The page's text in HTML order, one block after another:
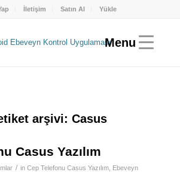
İletişim Satın Al Yükle
arşivi: Casus
Casus Yazılım
/ in Cep Telefonu Casus Yazılım, Ebeveyn